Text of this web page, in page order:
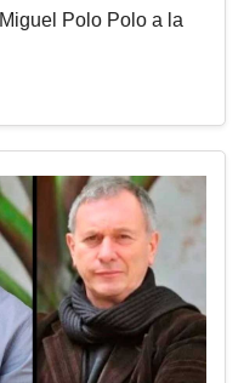
Polo Polo a la